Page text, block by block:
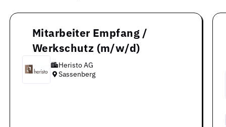
Mitarbeiter Empfang /
Werkschutz (m/w/d)
Heristo AG
Sassenberg